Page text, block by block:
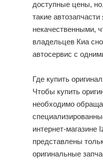
доступные цены,
такие
некачественными,
владельцев Киа
автосервис с
Где купить
Чтобы купить
необходимо
интернет-магазине
представлены
оригинальные